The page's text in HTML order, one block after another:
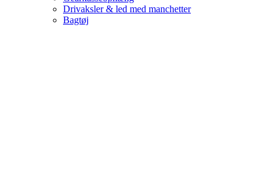
Drivaksler & led med manchetter
Bagtøj